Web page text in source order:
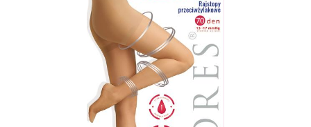
EMILI
EWANA
EWLON
FERNAND PERIL
FIORE